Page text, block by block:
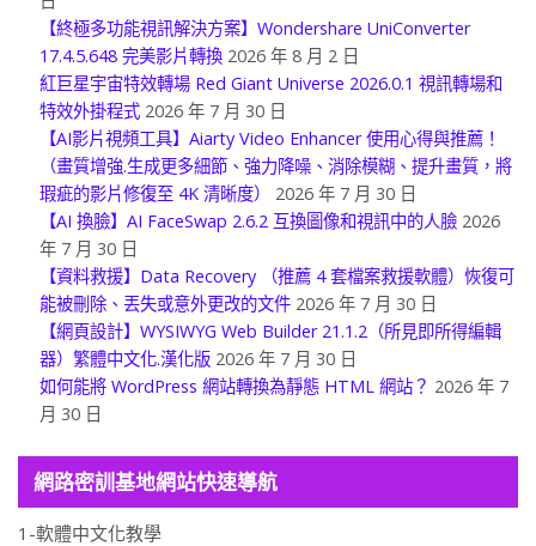
【終極多功能視訊解決方案】Wondershare UniConverter
17.4.5.648 完美影片轉換 2026 年 8 月 2 日
紅巨星宇宙特效轉場 Red Giant Universe 2026.0.1 視訊轉場和
特效外掛程式 2026 年 7 月 30 日
【AI影片視頻工具】Aiarty Video Enhancer 使用心得與推薦！
（畫質增強.生成更多細節、強力降噪、消除模糊、提升畫質，將
瑕疵的影片修復至 4K 清晰度）
2026 年 7 月 30 日
【AI 換臉】AI FaceSwap 2.6.2 互換圖像和視訊中的人臉 2026
年 7 月 30 日
【資料救援】Data Recovery （推薦 4 套檔案救援軟體）恢復可
能被刪除、丟失或意外更改的文件 2026 年 7 月 30 日
【網頁設計】WYSIWYG Web Builder 21.1.2（所見即所得編輯
器）繁體中文化.漢化版 2026 年 7 月 30 日
如何能將 WordPress 網站轉換為靜態 HTML 網站？ 2026 年 7
月 30 日
網路密訓基地網站快速導航
1-軟體中文化教學